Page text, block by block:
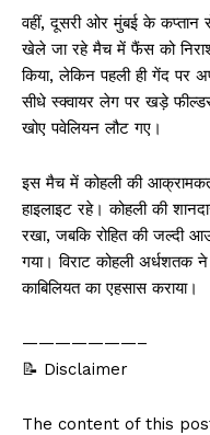
वहीं, दूसरी ओर मुंबई के कप्तान
खेले जा रहे मैच में फैंस को
किया, लेकिन पहली ही गेंद पर
सीधे स्क्वायर लेग पर खड़े
खोए पवेलियन लौट गए।
इस मैच में कोहली की
हाइलाइट रहे। कोहली की
रखा, जबकि रोहित की जल्दी
गया। विराट कोहली अर्धशतक
काबिलियत का एहसास कराया।
———————–
📝 Disclaimer
The content of this